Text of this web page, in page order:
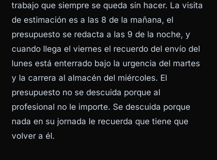
trabajo que siempre se queda sin hacer. La visita
de estimación es a las 8 de la mañana, el
presupuesto se redacta a las 9 de la noche, y
cuando llega el viernes el recuerdo del envío del
lunes está enterrado bajo la urgencia del martes
y la carrera al almacén del miércoles. El
presupuesto no se descuida porque al
profesional no le importe. Se descuida porque
nada en su jornada le recuerda que tiene que
volver a él.